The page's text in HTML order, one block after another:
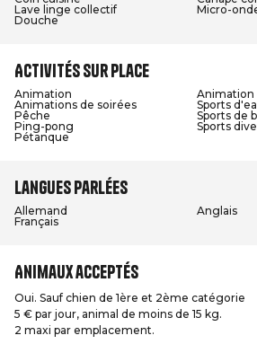
Lave linge collectif
Micro-
Douche
Activités sur place
Animation
Animation
Animations de soirées
Sports
Pêche
Sports de
Ping-pong
Sports
Pétanque
Langues parlées
Allemand
Anglais
Français
Animaux acceptés
Oui. Sauf chien de 1ère et 2ème catégorie
5 € par jour, animal de moins de 15 kg.
2 maxi par emplacement.